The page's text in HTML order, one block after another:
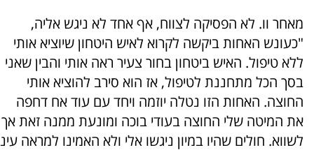
מאחר וו. לא הפסיקה לצווח, אף אחד לא ניגש אליה,
"כעונש האחות ביקשה לקרוא לאיש היטחון שיוציא אותי
ללא טיפול. האיש ביטחון בחור צעיר ראה אותי והבין שאני
בסך הכל מתחננת לטיפול​, ​אז הוא ​סירב להוציא אותי
החוצה. האחות הזו נטלה יוזמה ויחד עם עוד אח דחפה
את המיטה שלי החוצה בעודי בוכה ומונעת ממנה זאת אך
לש​ווא. חולים שהיו במיון ניגשו אלי ולא האמינו למראה עינ​